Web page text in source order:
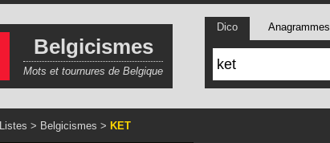
Belgicismes
Mots et tournures de Belgique
Dico Anagrammes
Listes > Belgicismes > KET